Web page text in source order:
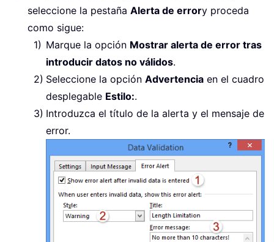
seleccione la pestaña Alerta de errory proceda
como sigue:
Marque la opción Mostrar alerta de error tras
introducir datos no válidos.
Seleccione la opción Advertencia en el cuadro
desplegable Estilo:.
Introduzca el título de la alerta y el mensaje de
error.